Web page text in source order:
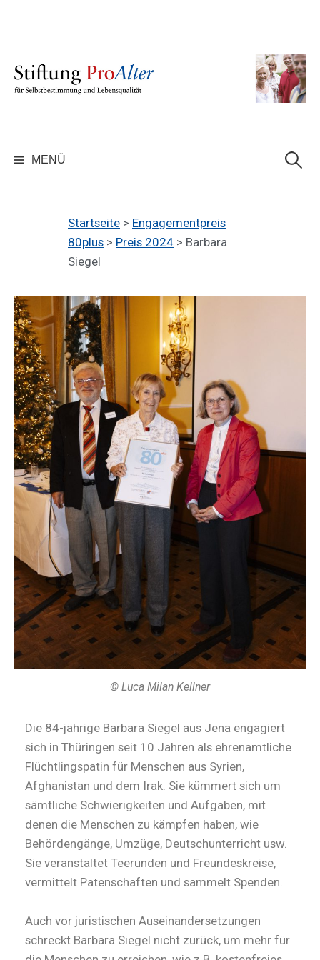
MENÜ
Startseite > Engagementpreis
80plus > Preis 2024 > Barbara
Siegel
© Luca Milan Kellner
Die 84-jährige Barbara Siegel aus Jena engagiert
sich in Thüringen seit 10 Jahren als ehrenamtliche
Flüchtlingspatin für Menschen aus Syrien,
Afghanistan und dem Irak. Sie kümmert sich um
sämtliche Schwierigkeiten und Aufgaben, mit
denen die Menschen zu kämpfen haben, wie
Behördengänge, Umzüge, Deutschunterricht usw.
Sie veranstaltet Teerunden und Freundeskreise,
vermittelt Patenschaften und sammelt Spenden.
Auch vor juristischen Auseinandersetzungen
schreckt Barbara Siegel nicht zurück, um mehr für